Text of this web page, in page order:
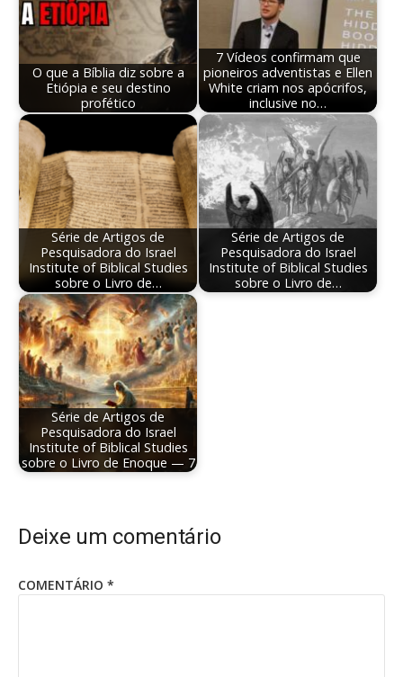
O que a Bíblia diz sobre a
Etiópia e seu destino
profético
7 Vídeos confirmam que
pioneiros adventistas e Ellen
White criam nos apócrifos,
inclusive no…
Série de Artigos de
Pesquisadora do Israel
Institute of Biblical Studies
sobre o Livro de…
Série de Artigos de
Pesquisadora do Israel
Institute of Biblical Studies
sobre o Livro de…
Série de Artigos de
Pesquisadora do Israel
Institute of Biblical Studies
sobre o Livro de Enoque — 7
Deixe um comentário
COMENTÁRIO *